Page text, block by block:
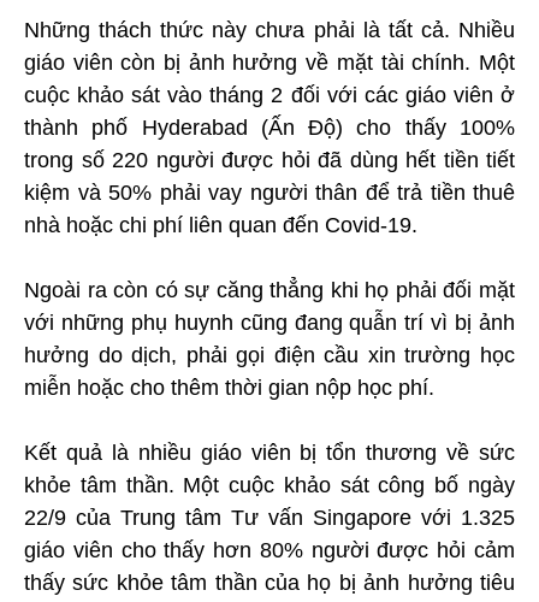
Những thách thức này chưa phải là tất cả. Nhiều
giáo viên còn bị ảnh hưởng về mặt tài chính. Một
cuộc khảo sát vào tháng 2 đối với các giáo viên ở
thành phố Hyderabad (Ấn Độ) cho thấy 100%
trong số 220 người được hỏi đã dùng hết tiền tiết
kiệm và 50% phải vay người thân để trả tiền thuê
nhà hoặc chi phí liên quan đến Covid-19.
Ngoài ra còn có sự căng thẳng khi họ phải đối mặt
với những phụ huynh cũng đang quẫn trí vì bị ảnh
hưởng do dịch, phải gọi điện cầu xin trường học
miễn hoặc cho thêm thời gian nộp học phí.
Kết quả là nhiều giáo viên bị tổn thương về sức
khỏe tâm thần. Một cuộc khảo sát công bố ngày
22/9 của Trung tâm Tư vấn Singapore với 1.325
giáo viên cho thấy hơn 80% người được hỏi cảm
thấy sức khỏe tâm thần của họ bị ảnh hưởng tiêu